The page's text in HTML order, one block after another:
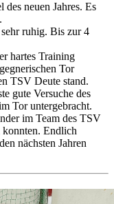
neuen Jahres. Es
ruhig. Bis zur 4
hartes Training
Tor
TSV Deute stand.
gute Versuche des
Tor untergebracht.
im Team des TSV
Endlich
nächsten Jahren